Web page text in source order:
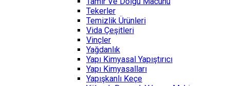
Tekerler
Temizlik Ürünleri
Vida Çeşitleri
Vinçler
Yağdanlık
Yapı Kimyasal Yapıştırıcı
Yapı Kimyasalları
Yapışkanlı Keçe